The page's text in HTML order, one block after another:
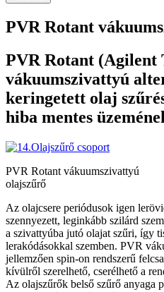
PVR Rotant
PVR Rotant (Agilent
vákuumszivattyú
keringetett olaj
hiba mentes
PVR Rotant vákuumszivattyú
olajszűrő
Az olajcsere periódusok igen
szennyezett, leginkább szilárd
a szivattyúba jutó olajat szűri, így
lerakódásokkal szemben. PVR
jellemzően spin-on rendszerű
kívülről szerelhető, cserélhető a
Az olajszűrők belső szűrő anyaga